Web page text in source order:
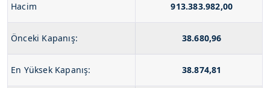
Hacim 913.383.982,00
Önceki Kapanış: 38.680,96
En Yüksek Kapanış: 38.874,81